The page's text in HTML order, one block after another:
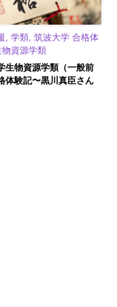
, 学類, 筑波大学 合格体
資源学類
生物資源学類（一般前
体験記〜黒川真臣さん